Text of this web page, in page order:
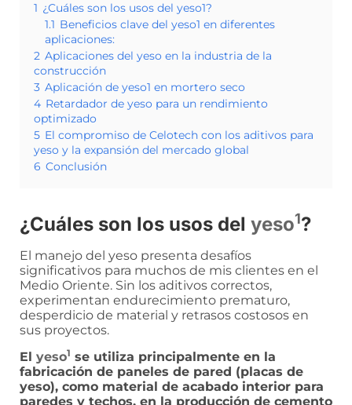
1 ¿Cuáles son los usos del yeso1?
1.1 Beneficios clave del yeso1 en diferentes
aplicaciones:
2 Aplicaciones del yeso en la industria de la
construcción
3 Aplicación de yeso1 en mortero seco
4 Retardador de yeso para un rendimiento
optimizado
5 El compromiso de Celotech con los aditivos para
yeso y la expansión del mercado global
6 Conclusión
¿Cuáles son los usos del yeso1?
El manejo del yeso presenta desafíos
significativos para muchos de mis clientes en el
Medio Oriente. Sin los aditivos correctos,
experimentan endurecimiento prematuro,
desperdicio de material y retrasos costosos en
sus proyectos.
El yeso1 se utiliza principalmente en la
fabricación de paneles de pared (placas de
yeso), como material de acabado interior para
paredes y techos, en la producción de cemento